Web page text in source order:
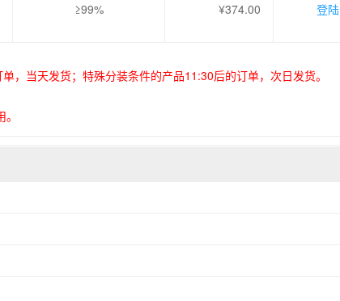
≥99% ¥374.00 登陆
，当天发货；特殊分装条件的产品11:30后的订单，次日发货。